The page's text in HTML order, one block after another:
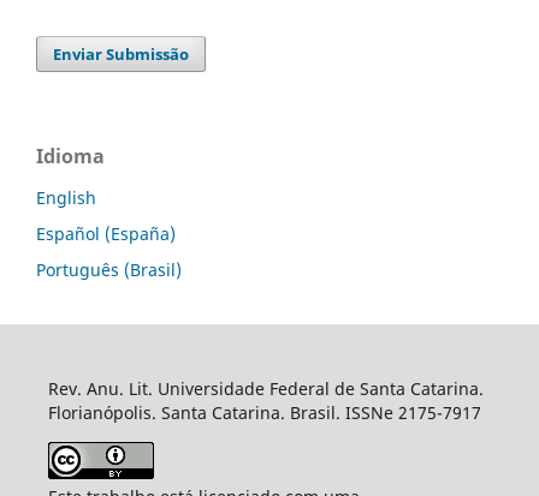
Enviar Submissão
Idioma
English
Español (España)
Português (Brasil)
Rev. Anu. Lit. Universidade Federal de Santa Catarina.
Florianópolis. Santa Catarina. Brasil. ISSNe 2175-7917